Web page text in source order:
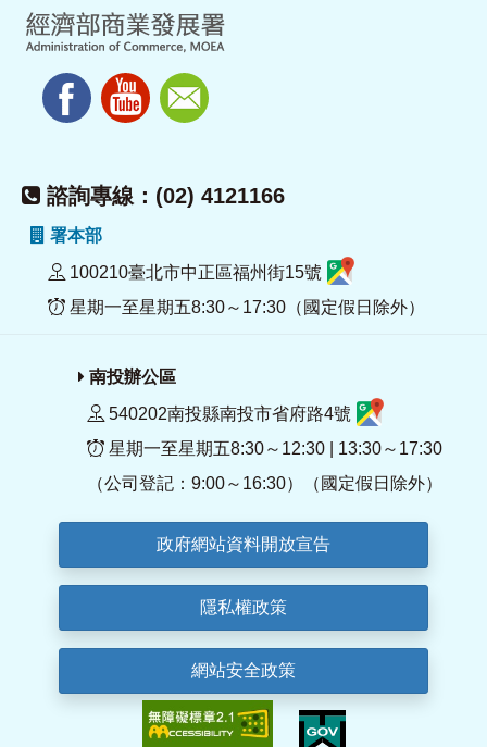
諮詢專線：(02) 4121166
署本部
100210臺北市中正區福州街15號
星期一至星期五8:30～17:30（國定假日除外）
南投辦公區
540202南投縣南投市省府路4號
星期一至星期五8:30～12:30 | 13:30～17:30
（公司登記：9:00～16:30）（國定假日除外）
政府網站資料開放宣告
隱私權政策
網站安全政策